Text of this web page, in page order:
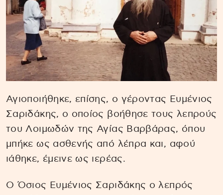
Αγιοποιήθηκε, επίσης, ο γέροντας Ευμένιος
Σαριδάκης, ο οποίος βοήθησε τους λεπρούς
του Λοιμωδών της Αγίας Βαρβάρας, όπου
μπήκε ως ασθενής από λέπρα και, αφού
ιάθηκε, έμεινε ως ιερέας.
Ο Όσιος Ευμένιος Σαριδάκης ο λεπρός